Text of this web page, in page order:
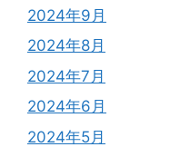
2024年9月
2024年8月
2024年7月
2024年6月
2024年5月